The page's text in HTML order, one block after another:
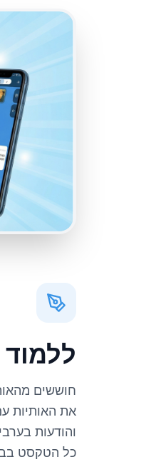
חוששים
את האותיות
והודעות
כל הטקסט